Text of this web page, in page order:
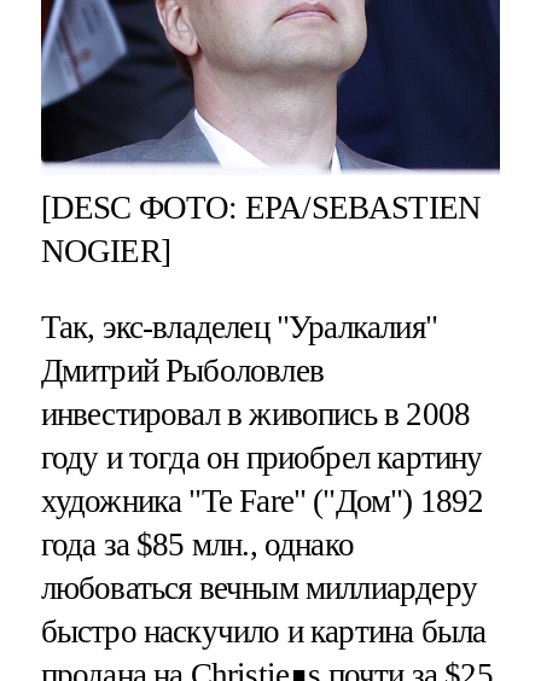
[DESC ФОТО: EPA/SEBASTIEN
NOGIER]
Так, экс-владелец "Уралкалия"
Дмитрий Рыболовлев
инвестировал в живопись в 2008
году и тогда он приобрел картину
художника "Te Fare" ("Дом") 1892
года за $85 млн., однако
любоваться вечным миллиардеру
быстро наскучило и картина была